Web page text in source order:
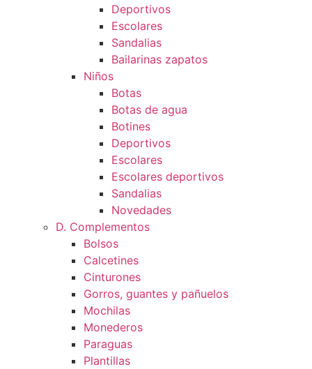
Deportivos
Escolares
Sandalias
Bailarinas zapatos
Niños
Botas
Botas de agua
Botines
Deportivos
Escolares
Escolares deportivos
Sandalias
Novedades
D. Complementos
Bolsos
Calcetines
Cinturones
Gorros, guantes y pañuelos
Mochilas
Monederos
Paraguas
Plantillas